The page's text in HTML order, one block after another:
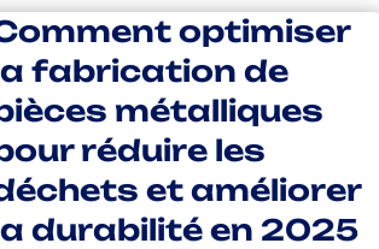
optimiser
fabrication de
métalliques
réduire les
et améliorer
durabilité en 2025